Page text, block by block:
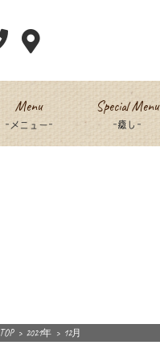
-メニュー-
Menu
-癒し-
Special Menu
TOP > 2021年 > 12月